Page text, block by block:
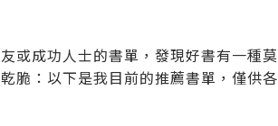
或成功人士的書單，發現好書有一種莫
脆：以下是我目前的推薦書單，僅供各